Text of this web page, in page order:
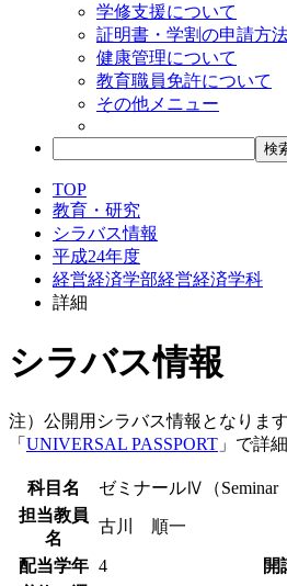
学修支援について
証明書・学割の申請方
健康管理について
教育職員免許について
その他メニュー
TOP
教育・研究
シラバス情報
平成24年度
経営経済学部経営経済学科
詳細
シラバス情報
注）公開用シラバス情報となりま
「 UNIVERSAL PASSPORT 」で詳
科目名
ゼミナールⅣ（
担当教員
名
古川 順一
配当学年 4 開